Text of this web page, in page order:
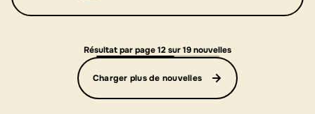
Résultat par page 12 sur 19 nouvelles
Charger plus de nouvelles